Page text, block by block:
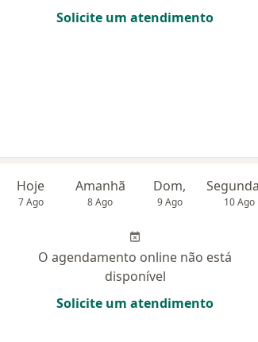
Solicite um atendimento
Hoje
7 Ago
Amanhã
8 Ago
Dom,
9 Ago 10 Ago
O agendamento online não está
disponível
Solicite um atendimento